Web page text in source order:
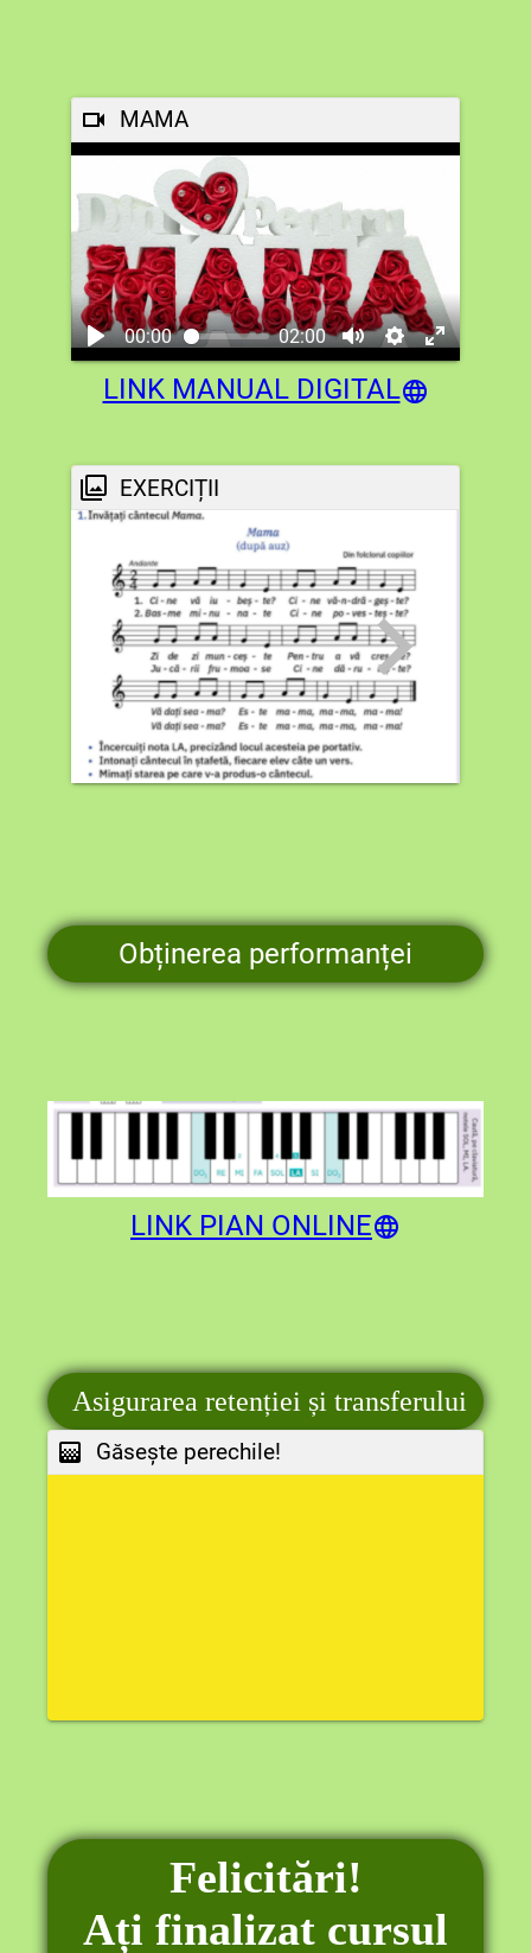
MAMA
00:00 02:00
LINK MANUAL DIGITAL
EXERCIȚII
Obținerea performanței
LINK PIAN ONLINE
Asigurarea retenției și transferului
Găsește perechile!
Felicitări!
Ați finalizat cursul